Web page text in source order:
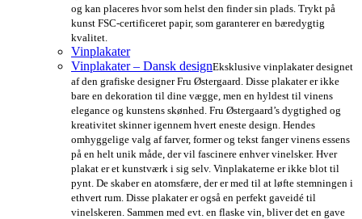
og kan placeres hvor som helst den finder sin plads. Trykt på
kunst FSC-certificeret papir, som garanterer en bæredygtig
kvalitet.
Vinplakater
Vinplakater – Dansk designEksklusive vinplakater designet
af den grafiske designer Fru Østergaard. Disse plakater er ikke
bare en dekoration til dine vægge, men en hyldest til vinens
elegance og kunstens skønhed. Fru Østergaard’s dygtighed og
kreativitet skinner igennem hvert eneste design. Hendes
omhyggelige valg af farver, former og tekst fanger vinens essens
på en helt unik måde, der vil fascinere enhver vinelsker. Hver
plakat er et kunstværk i sig selv. Vinplakaterne er ikke blot til
pynt. De skaber en atomsfære, der er med til at løfte stemningen i
ethvert rum. Disse plakater er også en perfekt gaveidé til
vinelskeren. Sammen med evt. en flaske vin, bliver det en gave